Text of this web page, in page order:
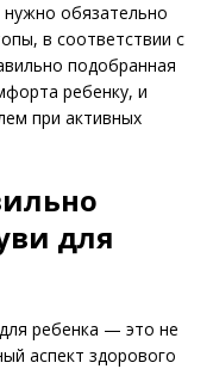
нужно обязательно
в соответствии с
подобранная
ребенку, и
при активных
для
ребенка — это не
аспект здорового